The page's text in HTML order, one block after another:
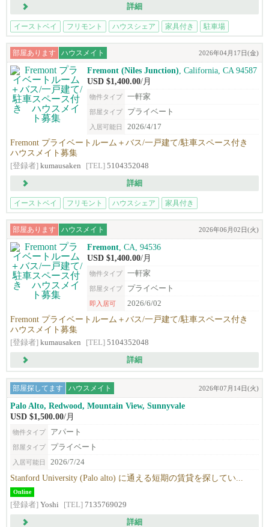
詳細
イーストベイ フリモント ハウスシェア 家具付き 駐車場
部屋あります ハウスメイト 2026年04月17日(金)
Fremont (Niles Junction) , California, CA 94587‎
USD $1,400.00/月
物件タイプ 一軒家
部屋タイプ プライベート
入居可能日 2026/4/17
Fremont プライベートルーム＋バス/一戸建て/駐車スペース付き
ハウスメイト募集
[登録者] kumausaken [TEL] 5104352048
詳細
イーストベイ フリモント ハウスシェア 家具付き
部屋あります ハウスメイト 2026年06月02日(火)
Fremont , CA, 94536
USD $1,400.00/月
物件タイプ 一軒家
部屋タイプ プライベート
即入居可 2026/6/02
Fremont プライベートルーム＋バス/一戸建て/駐車スペース付き
ハウスメイト募集
[登録者] kumausaken [TEL] 5104352048
詳細
部屋探してます ハウスメイト 2026年07月14日(火)
Palo Alto, Redwood, Mountain View, Sunnyvale
USD $1,500.00/月
物件タイプ アパート
部屋タイプ プライベート
入居可能日 2026/7/24
Stanford University (Palo alto) に通える短期の賃貸を探してい...
Online
[登録者] Yoshi [TEL] 7135769029
詳細